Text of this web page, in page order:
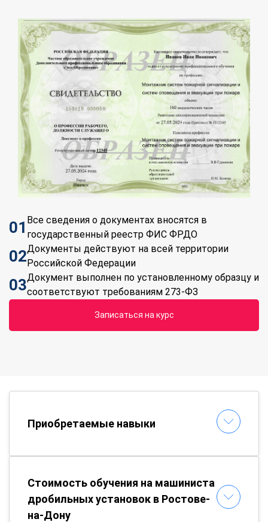
01 Все сведения о документах вносятся в
государственный реестр ФИС ФРДО
02Документы действуют на всей территории
Российской Федерации
03Документ выполнен по установленному образцу и
соответствуют требованиям 273-ФЗ
Записаться на курс
Приобретаемые навыки
Стоимость обучения на машиниста
дробильных установок в Ростове-
на-Дону